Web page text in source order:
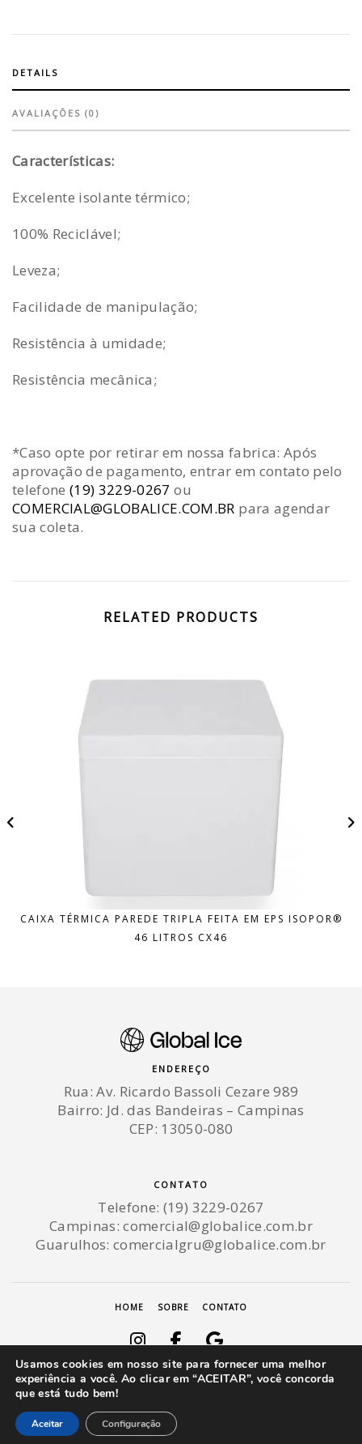
DETAILS
AVALIAÇÕES (0)
Características:
Excelente isolante térmico;
100% Reciclável;
Leveza;
Facilidade de manipulação;
Resistência à umidade;
Resistência mecânica;
*Caso opte por retirar em nossa fabrica: Após
aprovação de pagamento, entrar em contato pelo
telefone(19) 3229-0267 ou
COMERCIAL@GLOBALICE.COM.BR para agendar
sua coleta.
RELATED PRODUCTS
CAIXA TÉRMICA PAREDE TRIPLA FEITA EM EPS ISOPOR®
46 LITROS CX46
ENDEREÇO
Rua: Av. Ricardo Bassoli Cezare 989
Bairro: Jd. das Bandeiras – Campinas
CEP: 13050-080
CONTATO
Telefone: (19) 3229-0267
Campinas:comercial@globalice.com.br
Guarulhos: comercialgru@globalice.com.br
HOME SOBRE CONTATO
© 2026 GLOBAL ICE - TODOS OS DIREITOS RESERVADOS - DESENVOLVIDO POR
|POLÍTICA DE PRIVACIDADE
Usamos cookies em nosso site para fornecer uma melhor
experiência a você. Ao clicar em “ACEITAR”, você concorda
que está tudo bem!
Aceitar Configuração